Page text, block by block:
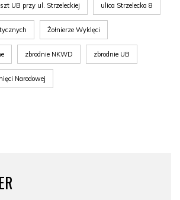
UB przy ul. Strzeleckiej ulica Strzelecka 8
Żołnierze Wyklęci
zbrodnie NKWD zbrodnie UB
Narodowej